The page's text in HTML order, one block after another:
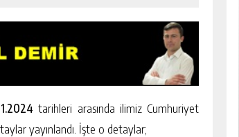
tarihleri arasında ilimiz Cumhuriyet
yayınlandı. İşte o detaylar;